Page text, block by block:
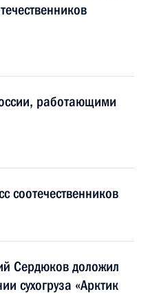
работающими
соотечественников
Сердюков доложил
сухогруза «Арктик